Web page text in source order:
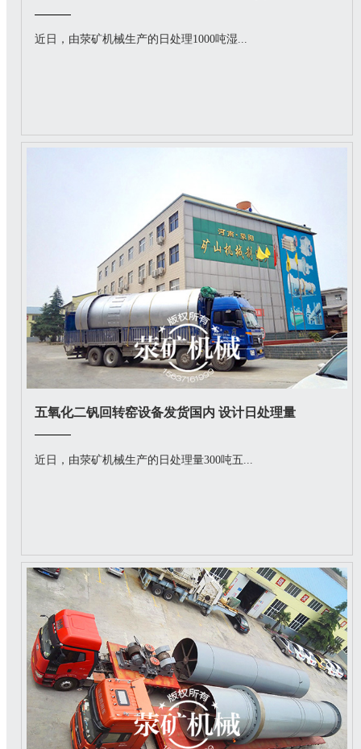
近日，由荥矿机械生产的日处理1000吨湿...
五氧化二钒回转窑设备发货国内 设计日处理量
近日，由荥矿机械生产的日处理量300吨五...